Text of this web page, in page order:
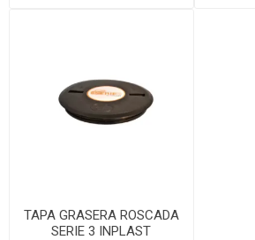
TAPA GRASERA ROSCADA
SERIE 3 INPLAST